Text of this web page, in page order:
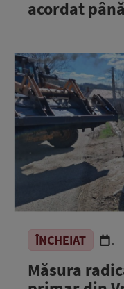
acordat
ÎNCHEIAT .
Măsura